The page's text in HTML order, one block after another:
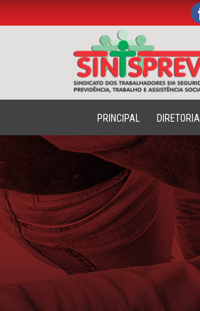
.
PRINCIPAL DIRETORIA